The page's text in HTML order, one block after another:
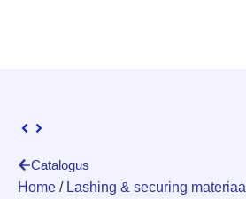
Catalogus
Home / Lashing & securing materiaal